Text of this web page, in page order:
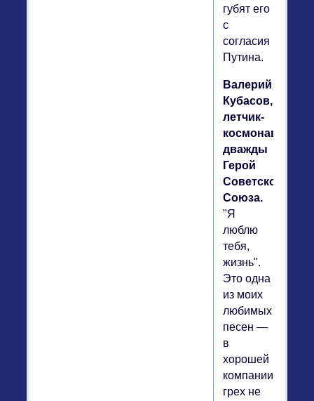
губят его
с
согласия
Путина.
Валерий
Кубасов,
летчик-
космонавт,
дважды
Герой
Советского
Союза.
"Я
люблю
тебя,
жизнь".
Это одна
из моих
любимых
песен —
в
хорошей
компании
грех не